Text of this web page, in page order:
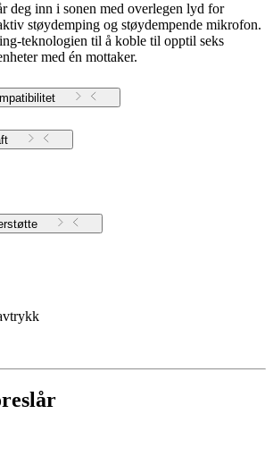
deg inn i sonen med overlegen lyd for
støydemping og støydempende mikrofon.
teknologien til å koble til opptil seks
med én mottaker.
og Brukerstøtte